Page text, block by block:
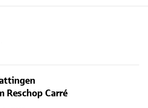
Reschop Carré